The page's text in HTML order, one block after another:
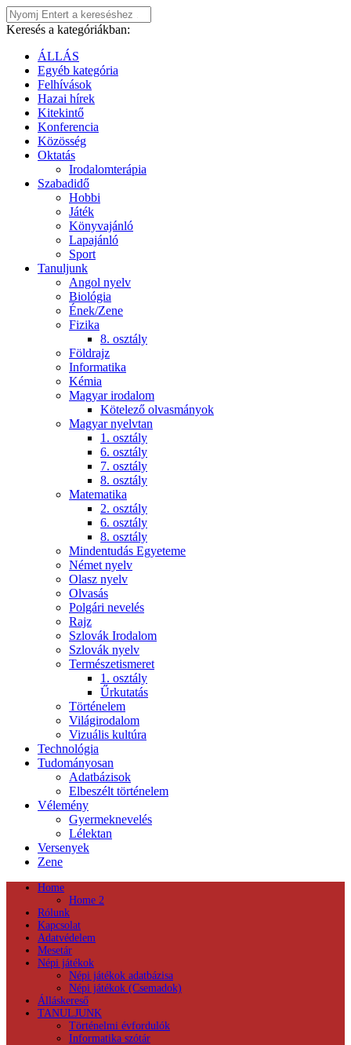
Keresés a kategóriákban:
ÁLLÁS
Egyéb kategória
Felhívások
Hazai hírek
Kitekintő
Konferencia
Közösség
Oktatás
Irodalomterápia
Szabadidő
Hobbi
Játék
Könyvajánló
Lapajánló
Sport
Tanuljunk
Angol nyelv
Biológia
Ének/Zene
Fizika
8. osztály
Földrajz
Informatika
Kémia
Magyar irodalom
Kötelező olvasmányok
Magyar nyelvtan
1. osztály
6. osztály
7. osztály
8. osztály
Matematika
2. osztály
6. osztály
8. osztály
Mindentudás Egyeteme
Német nyelv
Olasz nyelv
Olvasás
Polgári nevelés
Rajz
Szlovák Irodalom
Szlovák nyelv
Természetismeret
1. osztály
Űrkutatás
Történelem
Világirodalom
Vizuális kultúra
Technológia
Tudományosan
Adatbázisok
Elbeszélt történelem
Vélemény
Gyermeknevelés
Lélektan
Versenyek
Zene
Home
Home 2
Rólunk
Kapcsolat
Adatvédelem
Mesetár
Népi játékok
Népi játékok adatbázisa
Népi játékok (Csemadok)
Álláskereső
TANULJUNK
Történelmi évfordulók
Informatika szótár